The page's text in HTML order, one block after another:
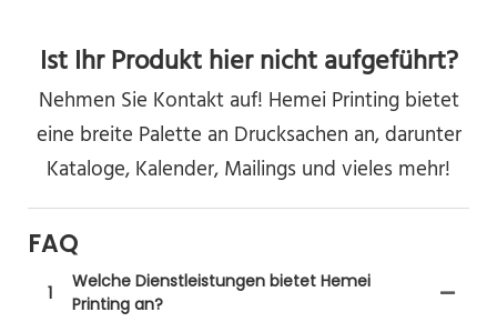
Ist Ihr Produkt hier nicht aufgeführt?
Nehmen Sie Kontakt auf! Hemei Printing bietet
eine breite Palette an Drucksachen an, darunter
Kataloge, Kalender, Mailings und vieles mehr!
FAQ
1
Welche Dienstleistungen bietet Hemei
Printing an?